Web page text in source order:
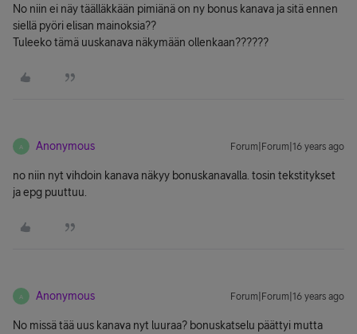
No niin ei näy täälläkkään pimiänä on ny bonus kanava ja sitä ennen
siellä pyöri elisan mainoksia??
Tuleeko tämä uuskanava näkymään ollenkaan??????
A Anonymous Forum|Forum|16 years ago
no niin nyt vihdoin kanava näkyy bonuskanavalla. tosin tekstitykset
ja epg puuttuu.
A Anonymous Forum|Forum|16 years ago
No missä tää uus kanava nyt luuraa? bonuskatselu päättyi mutta